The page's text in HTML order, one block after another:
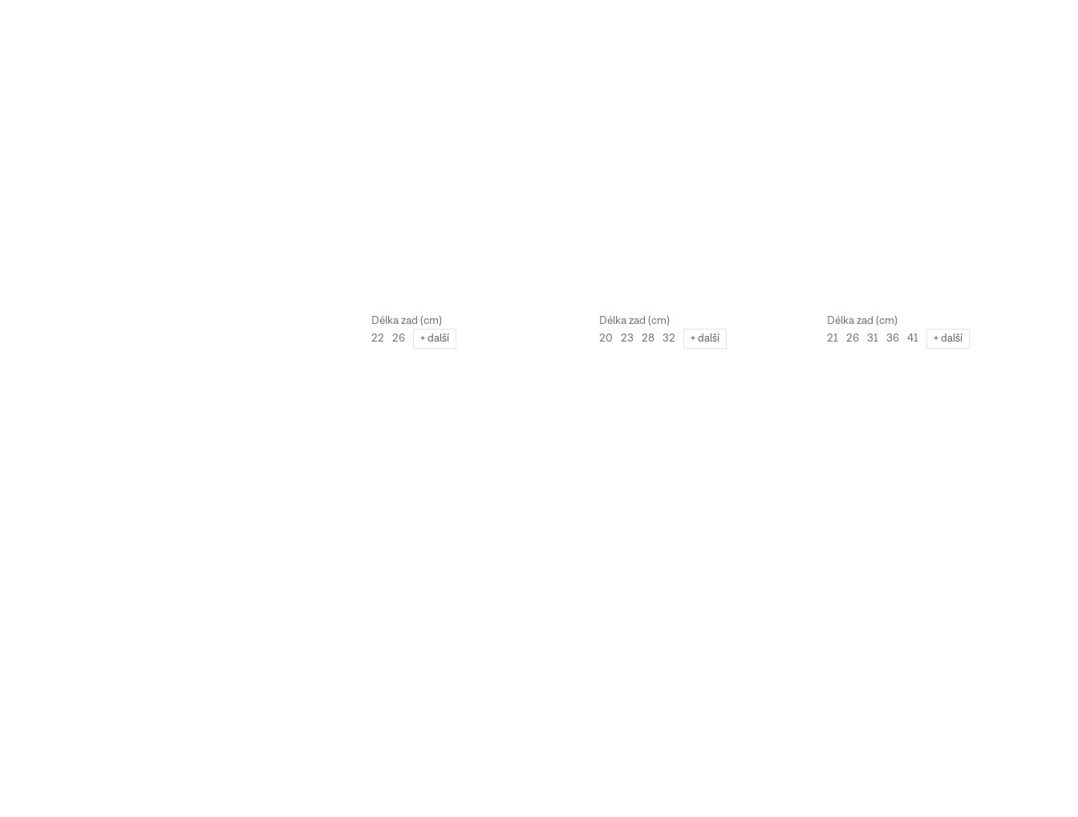
22 26 + další 20 23 28 32 + další 21 26 31 36 41 + další